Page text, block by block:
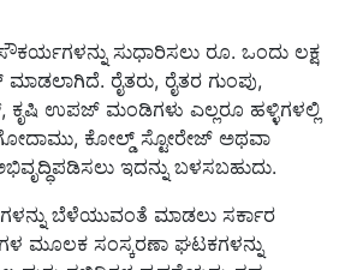
ಸುಧಾರಿಸಲು ರೂ. ಒಂದು ಲಕ್ಷ
ರೈತರು, ರೈತರ ಗುಂಪು,
ಉಪಜ್ ಮಂಡಿಗಳು ಎಲ್ಲರೂ ಹಳ್ಳಿಗಳಲ್ಲಿ
ಗೋದಾಮು, ಕೋಲ್ಡ್ ಸ್ಟೋರೇಜ್ ಅಥವಾ
ಇದನ್ನು ಬಳಸಬಹುದು.
ಬೆಳೆಯುವಂತೆ ಮಾಡಲು ಸರ್ಕಾರ
ಮೂಲಕ ಸಂಸ್ಕರಣಾ ಘಟಕಗಳನ್ನು